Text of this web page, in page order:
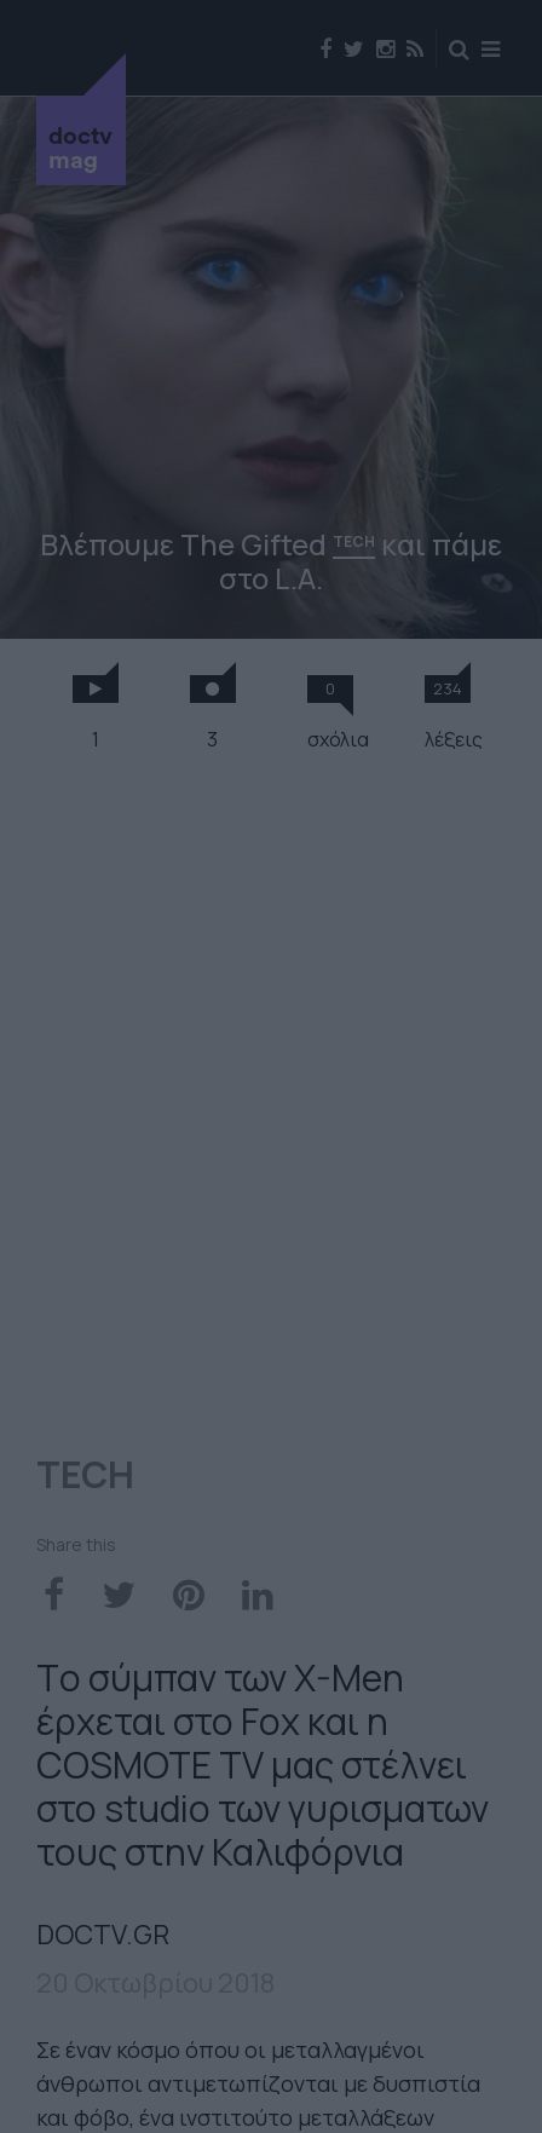
doctv
mag
Βλέπουμε The Gifted TECH και πάμε
στο L.A.
1 3
0
σχόλια
234
λέξεις
TECH
Share this
Tο σύμπαν των X-Men
έρχεται στο Fox και η
COSMOTE TV μας στέλνει
στο studio των γυρισματων
τους στην Καλιφόρνια
DOCTV.GR
Σε έναν κόσμο όπου οι μεταλλαγμένοι
άνθρωποι αντιμετωπίζονται με δυσπιστία
και φόβο, ένα ινστιτούτο μεταλλάξεων